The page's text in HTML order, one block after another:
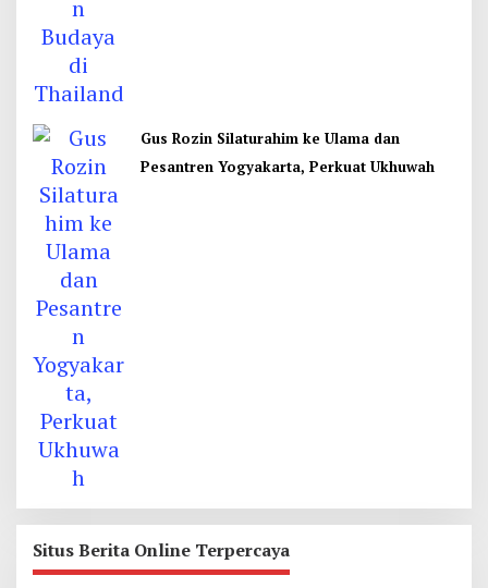
Gus Rozin Silaturahim ke Ulama dan
Pesantren Yogyakarta, Perkuat Ukhuwah
Situs Berita Online Terpercaya